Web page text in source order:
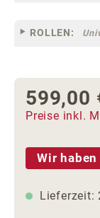
ROLLEN:
Regulärer
599,00
Preise inkl.
Wir
Lieferzeit: